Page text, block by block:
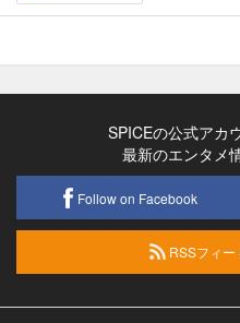
SPICEの公式アカ
最新のエンタメ
Follow on Facebook
RSSフィー